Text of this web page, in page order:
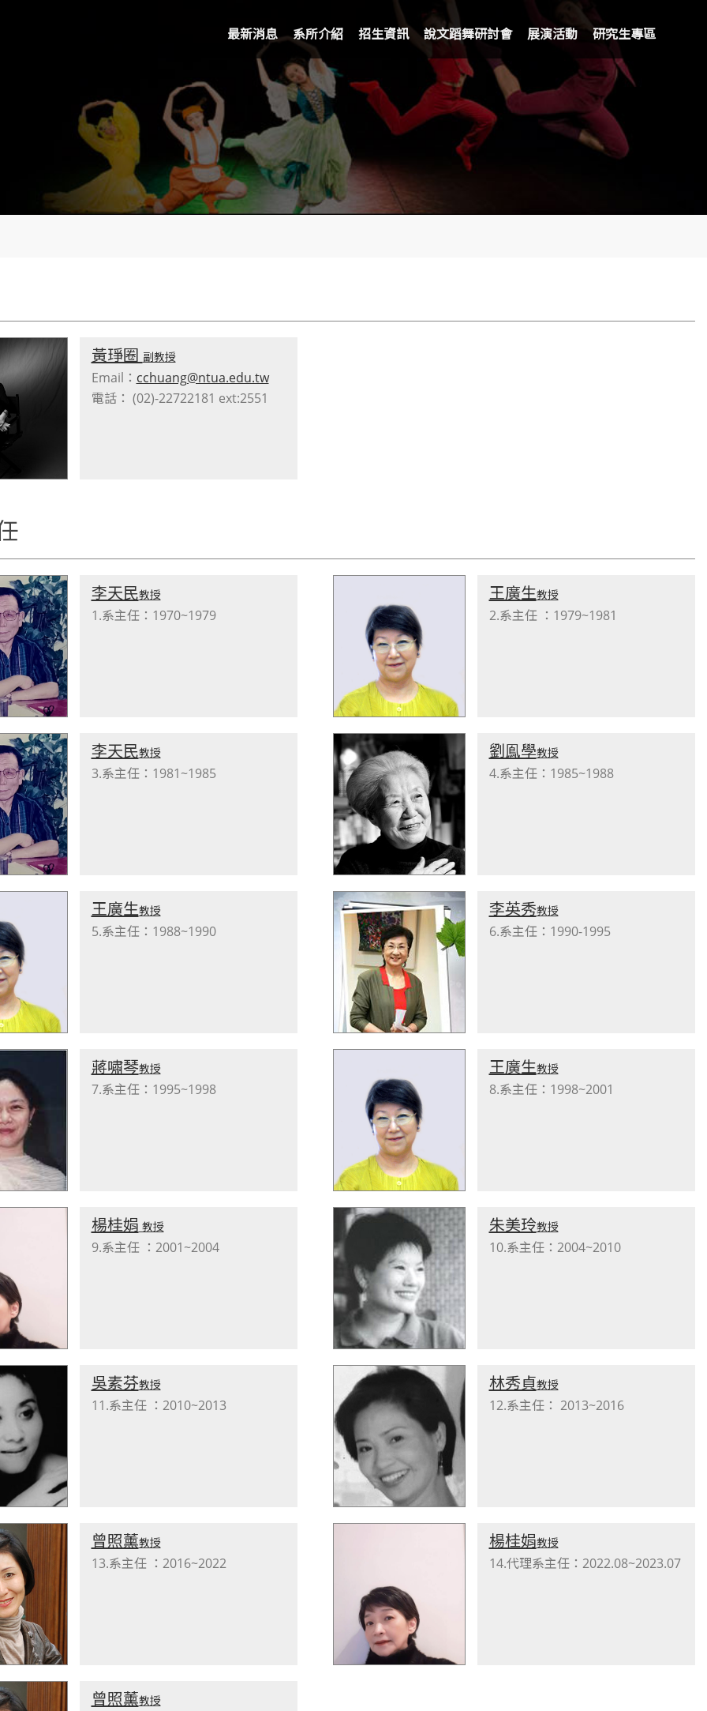
最新消息 系所介紹 招生資訊 說文蹈舞研討會 展演活動 研究生專區
黃琤圈 副教授
Email： cchuang@ntua.edu.tw
電話： (02)-22722181 ext:2551
李天民教授
1.系主任：1970~1979
王廣生教授
2.系主任 ：1979~1981
李天民教授
3.系主任：1981~1985
劉鳯學教授
4.系主任：1985~1988
王廣生教授
5.系主任：1988~1990
李英秀教授
6.系主任：1990-1995
蔣嘯琴教授
7.系主任：1995~1998
王廣生教授
8.系主任：1998~2001
楊桂娟 教授
9.系主任 ：2001~2004
朱美玲教授
10.系主任：2004~2010
吳素芬教授
11.系主任 ：2010~2013
林秀貞教授
12.系主任： 2013~2016
曾照薰教授
13.系主任 ：2016~2022
楊桂娟教授
14.代理系主任：2022.08~2023.07
曾照薰教授